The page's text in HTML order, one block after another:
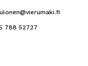
788 52727